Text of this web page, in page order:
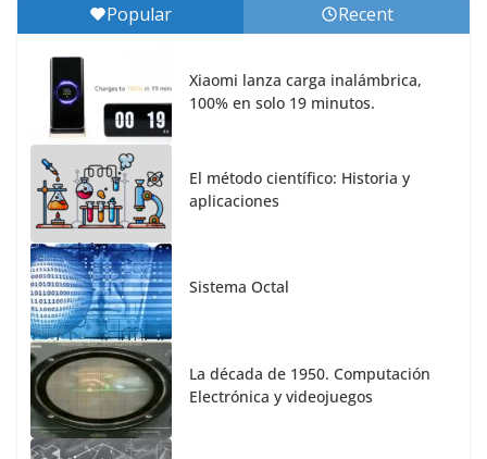
Popular Recent
Xiaomi lanza carga inalámbrica,
100% en solo 19 minutos.
El método científico: Historia y
aplicaciones
Sistema Octal
La década de 1950. Computación
Electrónica y videojuegos